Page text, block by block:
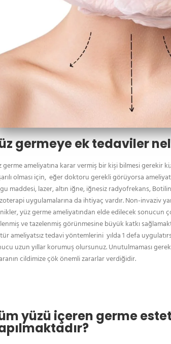
germeye ek tedaviler
germe ameliyatına karar vermiş bir kişi bilmesi gerekir
olması için, eğer doktoru gerekli görüyorsa
maddesi, lazer, altın iğne, iğnesiz radyofrekans,
uygulamalarına da ihtiyaç vardır. Non-invaziv
yüz germe ameliyatından elde edilecek sonucun
ve tazelenmiş görünmesine büyük katkı
ameliyatsız tedavi yöntemlerini yılda 1 defa
uzun yıllar korumuş olursunuz. Unutulmaması
cildimize çök önemli zararlar verdiğidir.
yüzü içeren germe